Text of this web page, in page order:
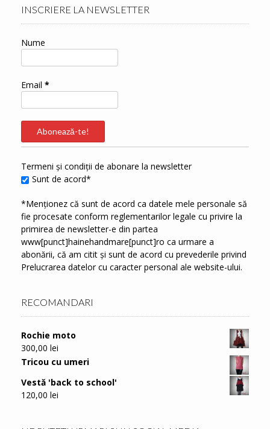
INSCRIERE LA NEWSLETTER
Nume
Email *
Termeni și condiții de abonare la newsletter
Sunt de acord*
*Menționez că sunt de acord ca datele mele personale să
fie procesate conform reglementarilor legale cu privire la
primirea de newsletter-e din partea
www[punct]hainehandmare[punct]ro ca urmare a
abonării, că am citit și sunt de acord cu prevederile privind
Prelucrarea datelor cu caracter personal ale website-ului.
RECOMANDARI
Rochie moto
300,00 lei
Tricou cu umeri
Vestă 'back to school'
120,00 lei